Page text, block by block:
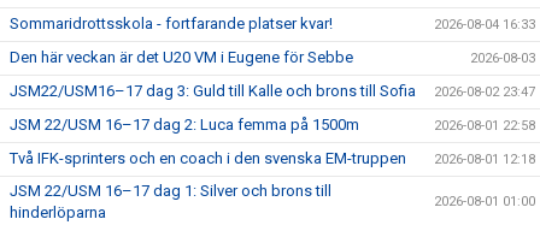
Sommaridrottsskola - fortfarande platser kvar! 2026-08-04 16:33
Den här veckan är det U20 VM i Eugene för Sebbe 2026-08-03
JSM22/USM16–17 dag 3: Guld till Kalle och brons till Sofia 2026-08-02 23:47
JSM 22/USM 16–17 dag 2: Luca femma på 1500m 2026-08-01 22:58
Två IFK-sprinters och en coach i den svenska EM-truppen 2026-08-01 12:18
JSM 22/USM 16–17 dag 1: Silver och brons till
hinderlöparna
2026-08-01 01:00